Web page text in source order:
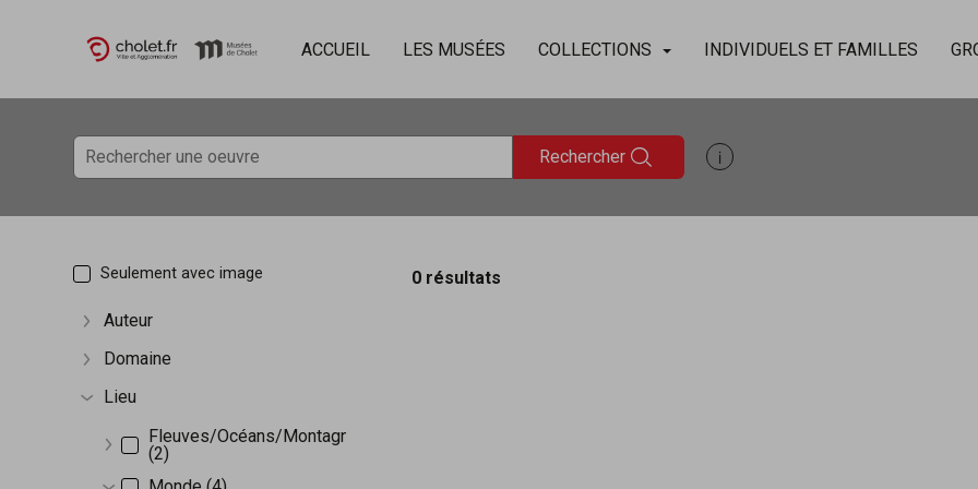
Accèder directement au contenu
Accèder directement au contenuACCUEIL LES MUSÉES COLLECTIONS INDIVIDUELS ET FAMILLES
Rechercher Afficher les informations d'aide à
Seulement avec image
Afficher plus
Auteur
Afficher plus
Domaine
Afficher plus
Lieu
Afficher plus
Fleuves/Océans/Montagnes
(2)
0 résultats